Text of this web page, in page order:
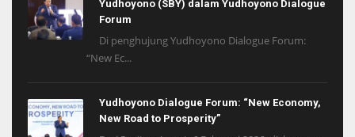
Yudhoyono (SBY) dalam Yudhoyono Dialogue
Forum
Di penghujung Yudhoyono Dialogue Forum:
“New Ec...
Yudhoyono Dialogue Forum: “New Economy,
New Road to Prosperity”